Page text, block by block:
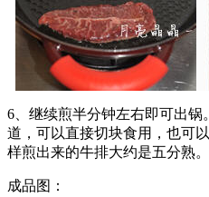
6、继续煎半分钟左右即可出
道，可以直接切块食用，也可
样煎出来的牛排大约是五分熟。
成品图：